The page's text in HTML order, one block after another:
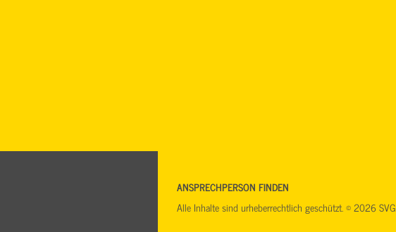
ANSPRECHPERSON FINDEN
Alle Inhalte sind urheberrechtlich geschützt. © 2026 SVG